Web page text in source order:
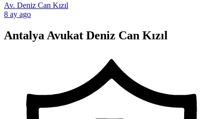
Av. Deniz Can Kızıl
8 ay ago
Antalya Avukat Deniz Can Kızıl